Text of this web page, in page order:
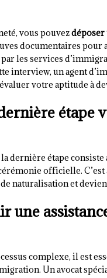
vous pouvez
documentaires
les services
interview, un agent
votre aptitude à
étape
dernière étape
officielle. C’est
naturalisation et
une
complexe, il est
Un avocat